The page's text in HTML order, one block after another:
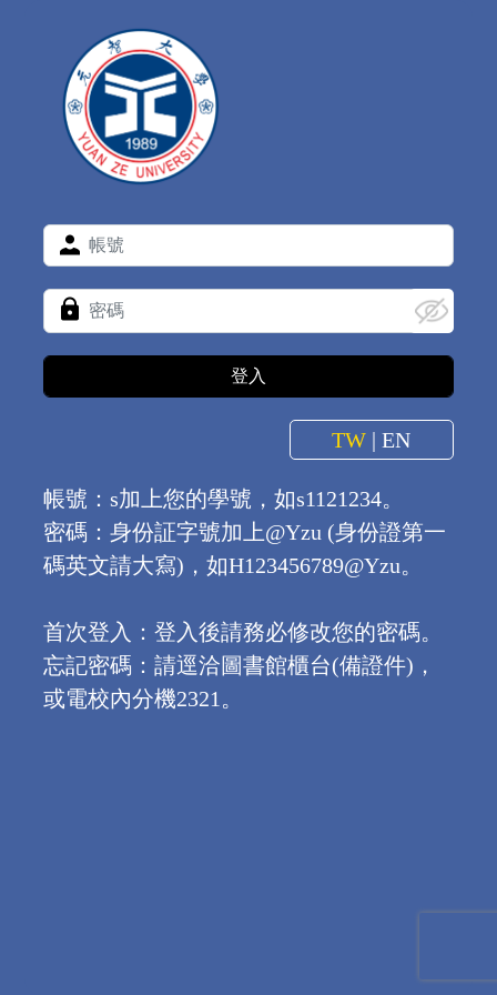
TW | EN
帳號：s加上您的學號，如s1121234。
密碼：身份証字號加上@Yzu (身份證第一
碼英文請大寫)，如H123456789@Yzu。
首次登入：登入後請務必修改您的密碼。
忘記密碼：請逕洽圖書館櫃台(備證件)，
或電校內分機2321。